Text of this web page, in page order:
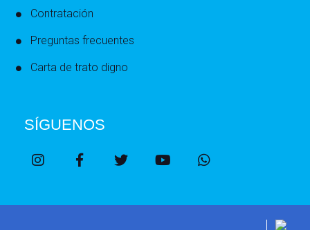
Contratación
Preguntas frecuentes
Carta de trato digno
SÍGUENOS